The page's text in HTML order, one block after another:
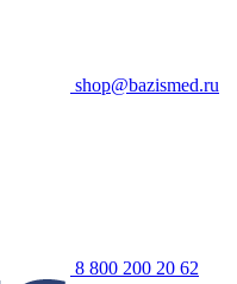
shop@bazismed.ru
8 800 200 20 62